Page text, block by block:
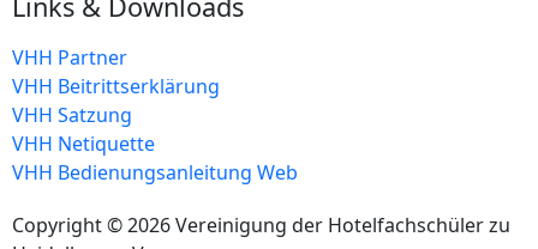
VHH Partner
VHH Beitrittserklärung
VHH Satzung
VHH Netiquette
VHH Bedienungsanleitung Web
Copyright © 2026 Vereinigung der Hotelfachschüler zu